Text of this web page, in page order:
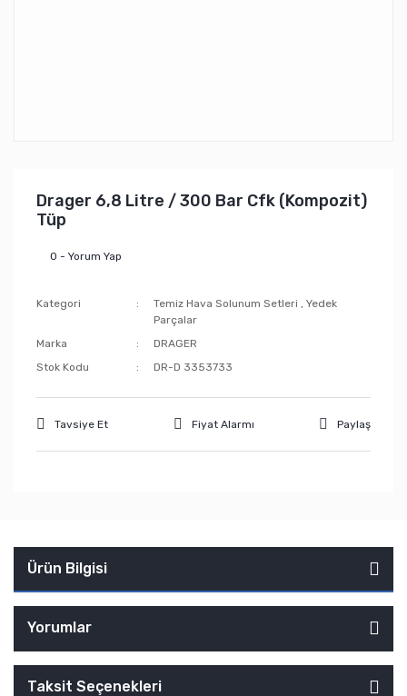
Drager 6,8 Litre / 300 Bar Cfk (Kompozit)
Tüp
0 - Yorum Yap
Kategori Temiz Hava Solunum Setleri ,Yedek
Parçalar
Marka
DRAGER
Stok Kodu
DR-D 3353733
Tavsiye Et Fiyat Alarmı Paylaş
Ürün Bilgisi
Yorumlar
Taksit Seçenekleri